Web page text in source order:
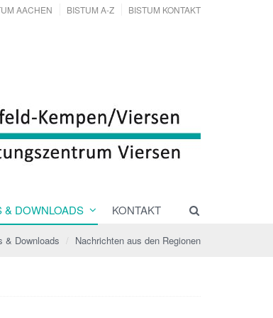
AACHEN BISTUM A-Z BISTUM KONTAKT
& DOWNLOADS KONTAKT
& Downloads Nachrichten aus den Regionen